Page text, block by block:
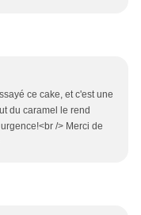
ce cake, et c'est une
du caramel le rend
/> Merci de